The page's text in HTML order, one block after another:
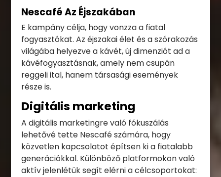
Nescafé Az Éjszakában
E kampány célja, hogy vonzza a fiatal
fogyasztókat. Az éjszakai élet és a szórakozás
világába helyezve a kávét, új dimenziót ad a
kávéfogyasztásnak, amely nem csupán
reggeli ital, hanem társasági események
része is.
Digitális marketing
A digitális marketingre való fókuszálás
lehetővé tette Nescafé számára, hogy
közvetlen kapcsolatot építsen ki a fiatalabb
generációkkal. Különböző platformokon való
aktív jelenlétük segít elérni a célcsoportokat: